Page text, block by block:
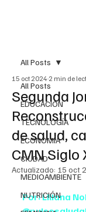
All Posts
EDUCACIÓN
TECNOLOGÍA
ECONOMÍA
CIUDAD
MEDIOAMBIENTE
NUTRICIÓN
All Posts
Segunda
de salud,
CMN Siglo
15 oct 2024 2 min de
Actualizado: 15 oct
Por: Liliana